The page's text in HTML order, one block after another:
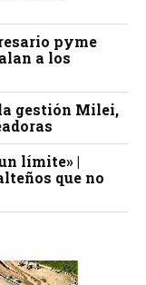
pyme
a los
gestión Milei,
límite» |
que no